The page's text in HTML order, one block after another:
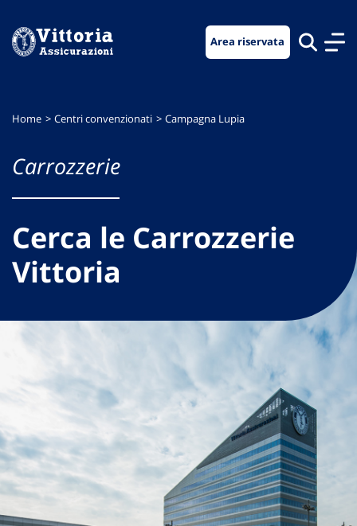
menu
contenuto
footer
Area riservata
Home Centri convenzionati Campagna Lupia
Carrozzerie
Cerca le Carrozzerie
Vittoria